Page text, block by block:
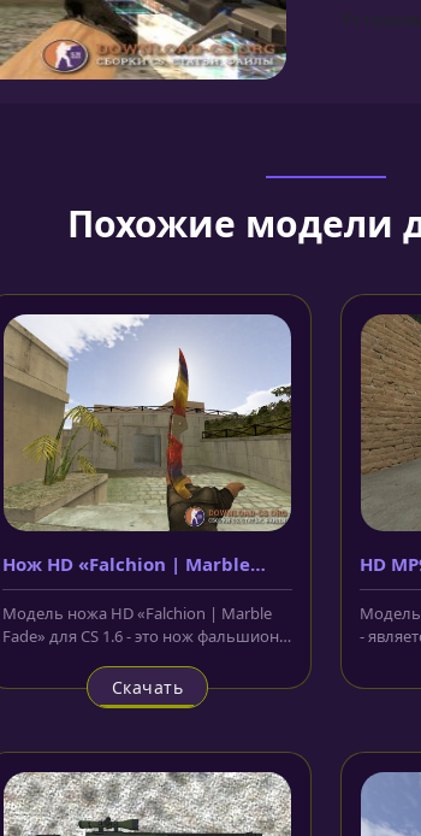
Похожие модели
Нож HD «Falchion | Marble
Fade»
Модель ножа HD «Falchion | Marble
Fade» для CS 1.6 - это нож фальшион с
Скачать
HD
Модель
-